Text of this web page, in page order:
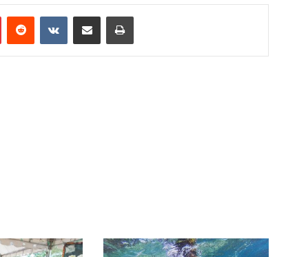
PinterestReddit VKontakteShare via Email Print